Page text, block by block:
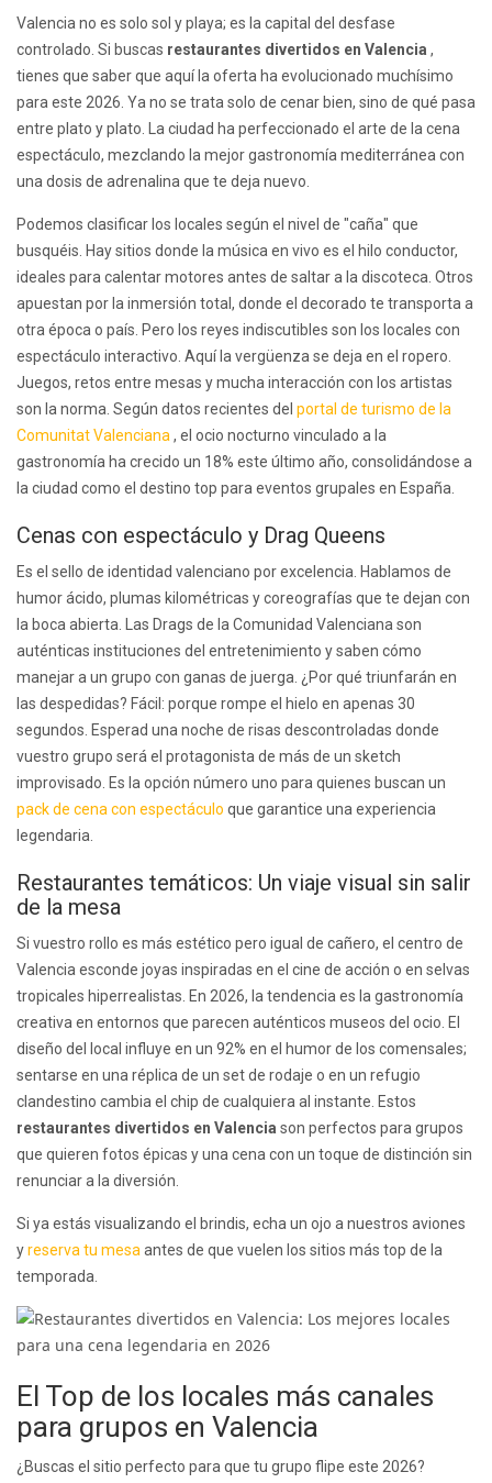
Valencia no es solo sol y playa; es la capital del desfase
controlado. Si buscas restaurantes divertidos en Valencia ,
tienes que saber que aquí la oferta ha evolucionado muchísimo
para este 2026. Ya no se trata solo de cenar bien, sino de qué pasa
entre plato y plato. La ciudad ha perfeccionado el arte de la cena
espectáculo, mezclando la mejor gastronomía mediterránea con
una dosis de adrenalina que te deja nuevo.
Podemos clasificar los locales según el nivel de "caña" que
busquéis. Hay sitios donde la música en vivo es el hilo conductor,
ideales para calentar motores antes de saltar a la discoteca. Otros
apuestan por la inmersión total, donde el decorado te transporta a
otra época o país. Pero los reyes indiscutibles son los locales con
espectáculo interactivo. Aquí la vergüenza se deja en el ropero.
Juegos, retos entre mesas y mucha interacción con los artistas
son la norma. Según datos recientes del portal de turismo de la
Comunitat Valenciana , el ocio nocturno vinculado a la
gastronomía ha crecido un 18% este último año, consolidándose a
la ciudad como el destino top para eventos grupales en España.
Cenas con espectáculo y Drag Queens
Es el sello de identidad valenciano por excelencia. Hablamos de
humor ácido, plumas kilométricas y coreografías que te dejan con
la boca abierta. Las Drags de la Comunidad Valenciana son
auténticas instituciones del entretenimiento y saben cómo
manejar a un grupo con ganas de juerga. ¿Por qué triunfarán en
las despedidas? Fácil: porque rompe el hielo en apenas 30
segundos. Esperad una noche de risas descontroladas donde
vuestro grupo será el protagonista de más de un sketch
improvisado. Es la opción número uno para quienes buscan un
pack de cena con espectáculo que garantice una experiencia
legendaria.
Restaurantes temáticos: Un viaje visual sin salir
de la mesa
Si vuestro rollo es más estético pero igual de cañero, el centro de
Valencia esconde joyas inspiradas en el cine de acción o en selvas
tropicales hiperrealistas. En 2026, la tendencia es la gastronomía
creativa en entornos que parecen auténticos museos del ocio. El
diseño del local influye en un 92% en el humor de los comensales;
sentarse en una réplica de un set de rodaje o en un refugio
clandestino cambia el chip de cualquiera al instante. Estos
restaurantes divertidos en Valencia son perfectos para grupos
que quieren fotos épicas y una cena con un toque de distinción sin
renunciar a la diversión.
Si ya estás visualizando el brindis, echa un ojo a nuestros aviones
yreserva tu mesa antes de que vuelen los sitios más top de la
temporada.
El Top de los locales más canales
para grupos en Valencia
¿Buscas el sitio perfecto para que tu grupo flipe este 2026?